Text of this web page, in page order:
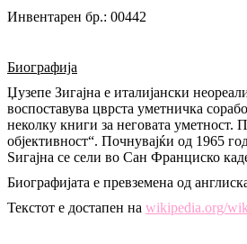
Инвентарен бр.: 00442
Биографија
Џузепе Зигајна e италијански
воспоставува цврста уметничка
неколку книги за неговата уметност.
објективност“. Почнувајќи од 1965
Ѕигајна се сели во Сан Франциско
Биографијата е превземена од
Текстот е достапен на wikipedia.org/